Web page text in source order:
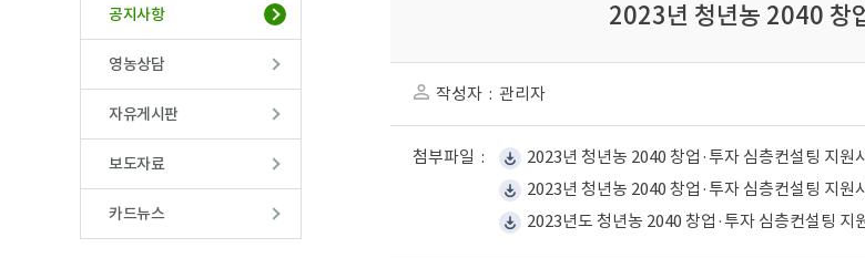
공지사항
영농상담
자유게시판
보도자료
카드뉴스
2023년 청년농 2040 창
작성자 : 관리자
첨부파일 : 2023년 청년농 2040 창업·투자 심층컨설팅 지
2023년 청년농 2040 창업·투자 심층컨설팅 지
2023년도 청년농 2040 창업·투자 심층컨설팅